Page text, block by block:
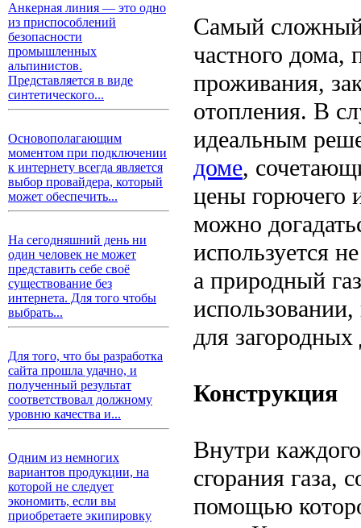
Анкерная линия — это одно
из приспособлений
безопасности
промышленных
альпинистов.
Представляется в виде
синтетического...
Основополагающим
моментом при подключении
к интернету всегда является
выбор провайдера, который
может обеспечить...
На сегодняшний день ни
один человек не может
представить себе своё
существование без
интернета. Для того чтобы
выбрать...
Для того, что бы разработка
сайта прошла удачно, и
полученный результат
соответствовал должному
уровню качества и...
Одним из немногих
вариантов продукции, на
которой не следует
экономить, если вы
приобретаете экипировку
Самый сложный
частного дома,
проживания,
отопления. В
идеальным
доме,
цены горючего
можно
используется
а природный
для
Конструкция
Внутри каждого
сгорания газа,
помощью